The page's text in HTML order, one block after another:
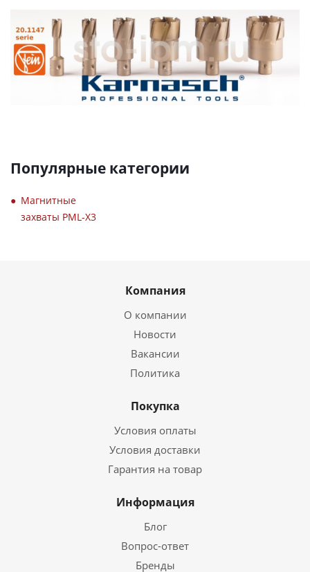
Популярные категории
Магнитные
захваты PML-X3
Компания
О компании
Новости
Вакансии
Политика
Покупка
Условия оплаты
Условия доставки
Гарантия на товар
Информация
Блог
Вопрос-ответ
Бренды